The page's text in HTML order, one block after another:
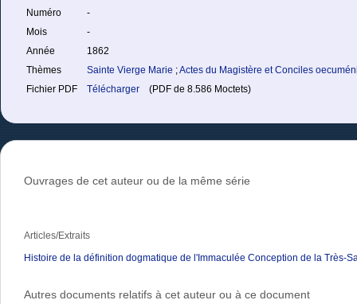
Numéro
-
Mois
-
Année
1862
Thèmes
Sainte Vierge Marie ;Actes du Magistère et Conciles
Fichier PDF
Télécharger (PDF de 8.586 Moctets)
Ouvrages de cet auteur ou de la même série
Articles/Extraits
Histoire de la définition dogmatique de l'Immaculée Conception de la Très-
Autres documents relatifs à cet auteur ou à ce document